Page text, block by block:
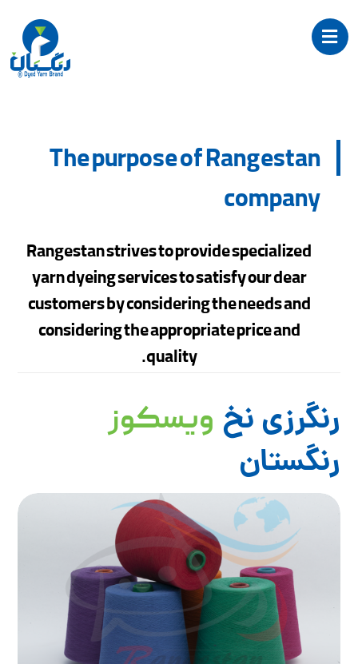
The purpose of Rangestan
company
Rangestan strives to provide specialized
yarn dyeing services to satisfy our dear
customers by considering the needs and
considering the appropriate price and
quality.
رنگرزی نخ ویسکوز
رنگستان